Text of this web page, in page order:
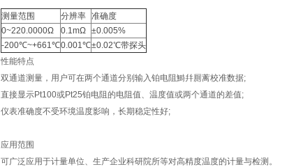
测量范围 分辨率 准确度
0~220.0000Ω
0.1mΩ ±0.005%
-200℃~+661℃0.001℃±0.02℃带探头
性能特点
双通道测量，用户可在两个通道分别输入铂电阻鰣幷厠蓠校准数据;
直接显示Pt100或Pt25铂电阻的电阻值、温度值或两个通道的差值;
仪表准确度不受环境温度影响，长期稳定性好;
应用范围
可广泛应用于计量单位、生产企业科研院所等对高精度温度的计量与检测。